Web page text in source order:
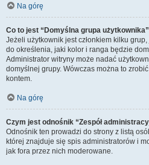
Na górę
Co to jest “Domyślna grupa
Jeżeli użytkownik jest członkiem kilku
do określenia, jaki kolor i ranga będzie
Administrator witryny może nadać
domyślnej grupy. Wówczas można to
kontem.
Na górę
Czym jest odnośnik “Zespół
Odnośnik ten prowadzi do strony z listą
której znajduje się spis administratorów i
jak fora przez nich moderowane.